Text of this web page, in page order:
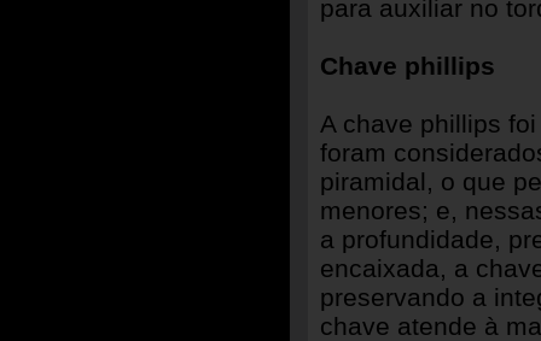
para auxiliar no
Chave phillips
A chave phillips
foram
piramidal, o que
menores; e,
a profundidade,
encaixada, a
preservando a
chave atende à